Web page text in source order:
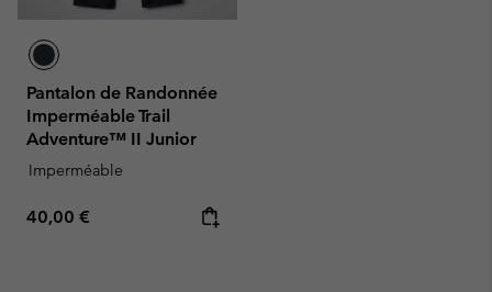
Pantalon de Randonnée
Imperméable Trail
Adventure™ II Junior
Imperméable
Regular price:
40,00 €